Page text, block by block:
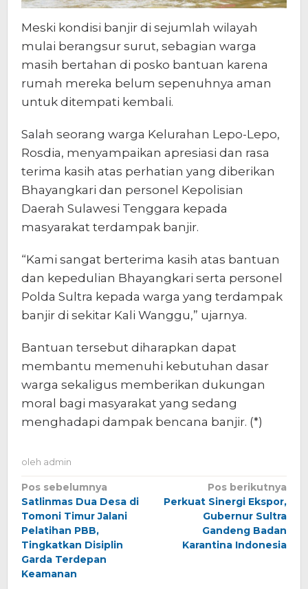
Meski kondisi banjir di sejumlah wilayah
mulai berangsur surut, sebagian warga
masih bertahan di posko bantuan karena
rumah mereka belum sepenuhnya aman
untuk ditempati kembali.
Salah seorang warga Kelurahan Lepo-Lepo,
Rosdia, menyampaikan apresiasi dan rasa
terima kasih atas perhatian yang diberikan
Bhayangkari dan personel Kepolisian
Daerah Sulawesi Tenggara kepada
masyarakat terdampak banjir.
“Kami sangat berterima kasih atas bantuan
dan kepedulian Bhayangkari serta personel
Polda Sultra kepada warga yang terdampak
banjir di sekitar Kali Wanggu,” ujarnya.
Bantuan tersebut diharapkan dapat
membantu memenuhi kebutuhan dasar
warga sekaligus memberikan dukungan
moral bagi masyarakat yang sedang
menghadapi dampak bencana banjir. (*)
oleh admin
Navigasi
pos
Pos sebelumnya
Satlinmas Dua Desa di
Tomoni Timur Jalani
Pelatihan PBB,
Tingkatkan Disiplin
Garda Terdepan
Keamanan
Pos berikutnya
Perkuat Sinergi Ekspor,
Gubernur Sultra
Gandeng Badan
Karantina Indonesia